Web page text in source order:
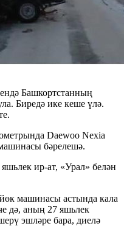
Башкортстанның
Биредә ике кеше үлә.
Daewoo Nexia
бәрелешә.
ир-ат, «Урал» белән
машинасы астында кала
дә, аның 27 яшьлек
эшләре бара, диелә